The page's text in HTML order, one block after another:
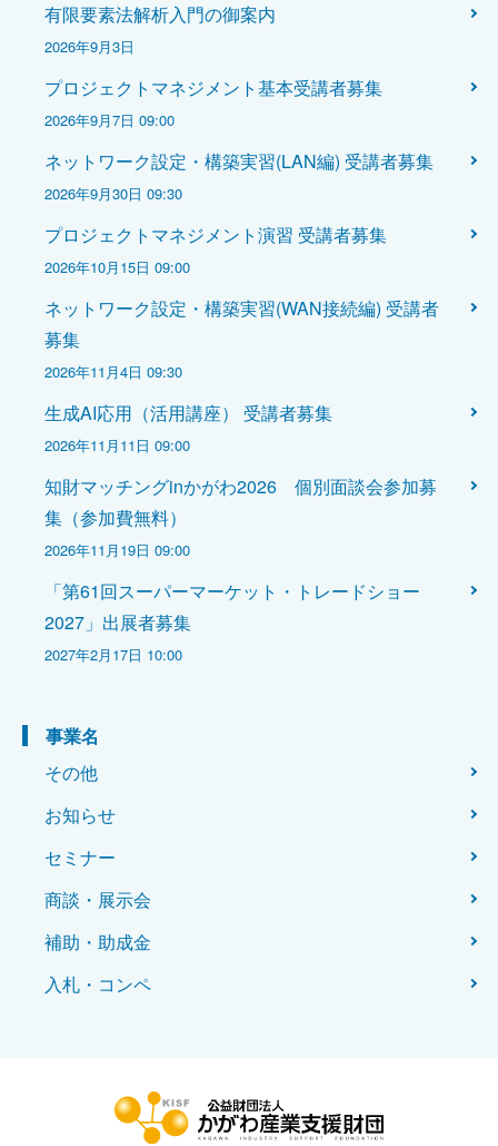
有限要素法解析入門の御案内
2026年9月3日
プロジェクトマネジメント基本受講者募集
2026年9月7日 09:00
ネットワーク設定・構築実習(LAN編) 受講者募集
2026年9月30日 09:30
プロジェクトマネジメント演習 受講者募集
2026年10月15日 09:00
ネットワーク設定・構築実習(WAN接続編) 受講者
募集
2026年11月4日 09:30
生成AI応用（活用講座） 受講者募集
2026年11月11日 09:00
知財マッチングinかがわ2026 個別面談会参加募
集（参加費無料）
2026年11月19日 09:00
「第61回スーパーマーケット・トレードショー
2027」出展者募集
2027年2月17日 10:00
事業名
その他
お知らせ
セミナー
商談・展示会
補助・助成金
入札・コンペ